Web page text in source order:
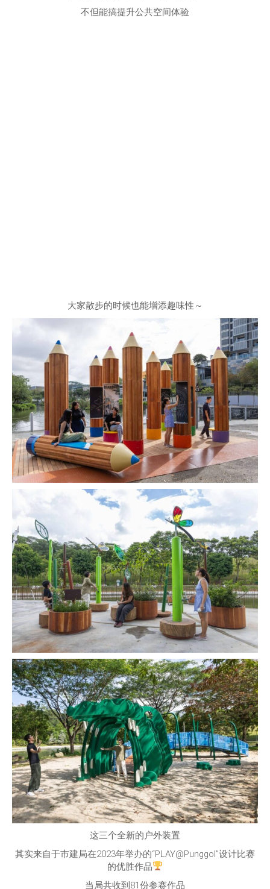
不但能搞提升公共空间体验
大家散步的时候也能增添趣味性～
这三个全新的户外装置
其实来自于市建局在2023年举办的“PLAY@Punggol”设计比赛
的优胜作品
当局共收到81份参赛作品